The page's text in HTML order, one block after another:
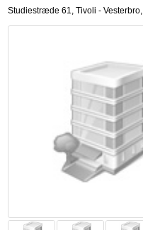
Studiestræde 61,Tivoli - Vesterbro,